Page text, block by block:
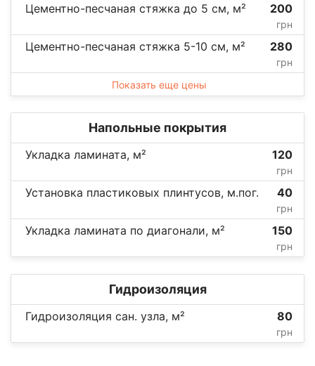
Цементно-песчаная стяжка до 5 см, м² 200
грн
Цементно-песчаная стяжка 5-10 см, м² 280
грн
Показать еще цены
Напольные покрытия
Укладка ламината, м² 120
грн
Установка пластиковых плинтусов, м.пог. 40
грн
Укладка ламината по диагонали, м² 150
грн
Гидроизоляция
Гидроизоляция сан. узла, м² 80
грн